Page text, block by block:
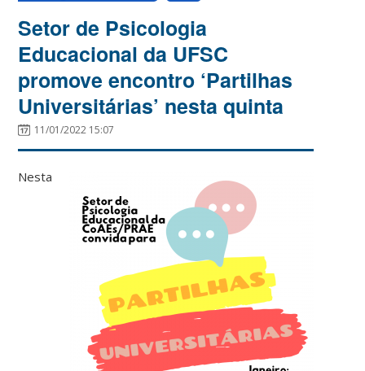
Setor de Psicologia
Educacional da UFSC
promove encontro ‘Partilhas
Universitárias’ nesta quinta
11/01/2022 15:07
Nesta